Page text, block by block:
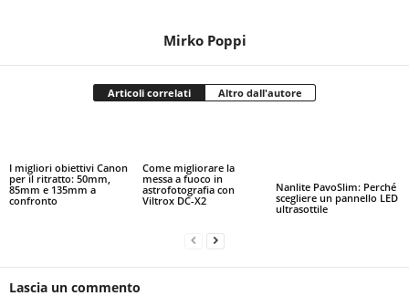
Mirko Poppi
Articoli correlati Altro dall'autore
I migliori obiettivi Canon
per il ritratto: 50mm,
85mm e 135mm a
confronto
Come migliorare la
messa a fuoco in
astrofotografia con
Viltrox DC-X2
Nanlite PavoSlim: Perché
scegliere un pannello LED
ultrasottile
Lascia un commento